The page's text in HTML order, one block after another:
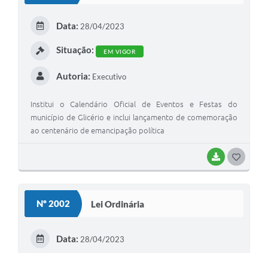
BAIXAR
Data: 28/04/2023
Situação: EM VIGOR
Autoria: Executivo
Institui o Calendário Oficial de Eventos e Festas do
município de Glicério e inclui lançamento de comemoração
ao centenário de emancipação política
Nº 2002 Lei Ordinária
Data: 28/04/2023